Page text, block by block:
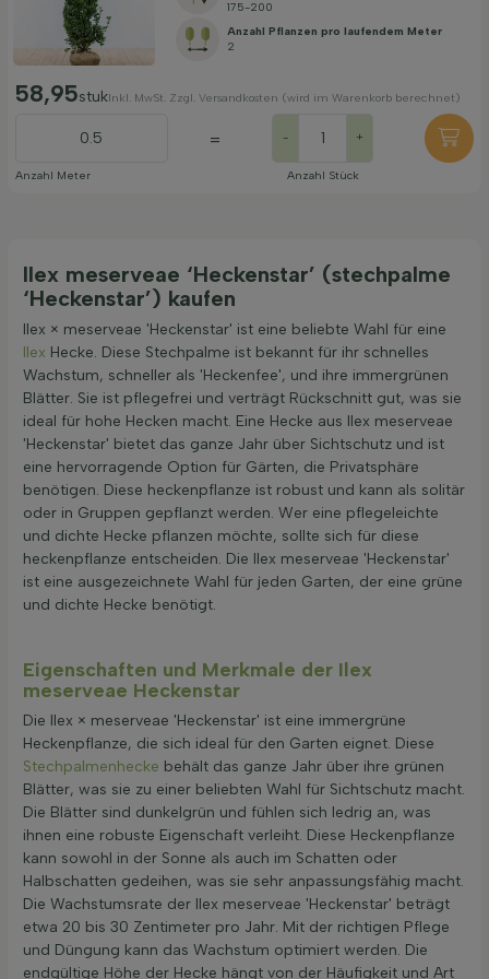
175-200
Anzahl Pflanzen pro laufendem Meter
2
58,95stukInkl. MwSt. Zzgl. Versandkosten (wird im Warenkorb berechnet)
Anzahl Meter
= - +
Anzahl Stück
Ilex meserveae ‘Heckenstar’ (stechpalme
‘Heckenstar’) kaufen
Ilex × meserveae 'Heckenstar' ist eine beliebte Wahl für eine
Ilex Hecke. Diese Stechpalme ist bekannt für ihr schnelles
Wachstum, schneller als 'Heckenfee', und ihre immergrünen
Blätter. Sie ist pflegefrei und verträgt Rückschnitt gut, was sie
ideal für hohe Hecken macht. Eine Hecke aus Ilex meserveae
'Heckenstar' bietet das ganze Jahr über Sichtschutz und ist
eine hervorragende Option für Gärten, die Privatsphäre
benötigen. Diese heckenpflanze ist robust und kann als solitär
oder in Gruppen gepflanzt werden. Wer eine pflegeleichte
und dichte Hecke pflanzen möchte, sollte sich für diese
heckenpflanze entscheiden. Die Ilex meserveae 'Heckenstar'
ist eine ausgezeichnete Wahl für jeden Garten, der eine grüne
und dichte Hecke benötigt.
Eigenschaften und Merkmale der Ilex
meserveae Heckenstar
Die Ilex × meserveae 'Heckenstar' ist eine immergrüne
Heckenpflanze, die sich ideal für den Garten eignet. Diese
Stechpalmenhecke behält das ganze Jahr über ihre grünen
Blätter, was sie zu einer beliebten Wahl für Sichtschutz macht.
Die Blätter sind dunkelgrün und fühlen sich ledrig an, was
ihnen eine robuste Eigenschaft verleiht. Diese Heckenpflanze
kann sowohl in der Sonne als auch im Schatten oder
Halbschatten gedeihen, was sie sehr anpassungsfähig macht.
Die Wachstumsrate der Ilex meserveae 'Heckenstar' beträgt
etwa 20 bis 30 Zentimeter pro Jahr. Mit der richtigen Pflege
und Düngung kann das Wachstum optimiert werden. Die
endgültige Höhe der Hecke hängt von der Häufigkeit und Art